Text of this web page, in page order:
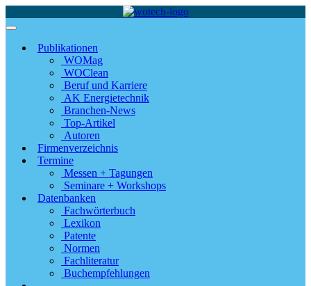
Publikationen
WOMag
WOClean
Beruf und Karriere
AK Energietechnik
Branchen-News
Top-Artikel
Autoren
Firmenverzeichnis
Termine
Messen + Tagungen
Seminare + Workshops
Datenbanken
Fachwörterbuch
Lexikon
Patente
Normen
Fachliteratur
Buchempfehlungen